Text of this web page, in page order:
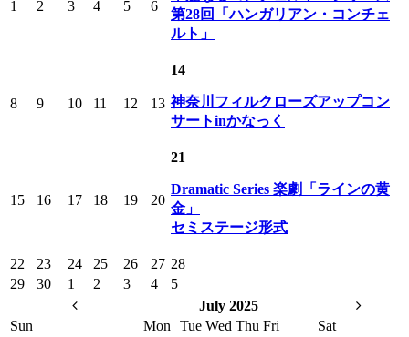
1 2 3 4 5 6
第28回「ハンガリアン・コンチェ
ルト」
8 9 10 11 12 13
14
神奈川フィルクローズアップコン
サートinかなっく
15 16 17 18 19 20
21
Dramatic Series 楽劇「ラインの黄
金」
セミステージ形式
22 23 24 25 26 27 28
29
30 1 2 3 4
5
July 2025
Sun
Mon Tue Wed Thu Fri Sat